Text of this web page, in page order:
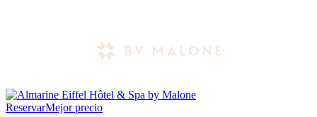
ReservarMejor precio